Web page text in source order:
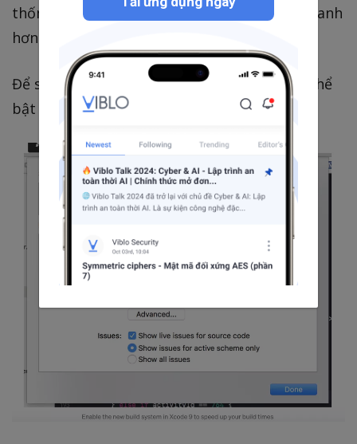
thống xây dựng mới là thời gian xây dựng nhanh
hơn.
Để sử dụng hệ thống xây dựng mới, bạn có thể
bật nó trong Menu -> Workspace Settings